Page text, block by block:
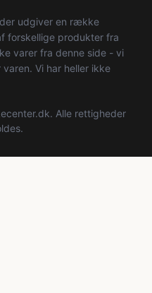
udgiver en række
forskellige produkter fra
varer fra denne side - vi
Vi har heller ikke
Alle rettigheder